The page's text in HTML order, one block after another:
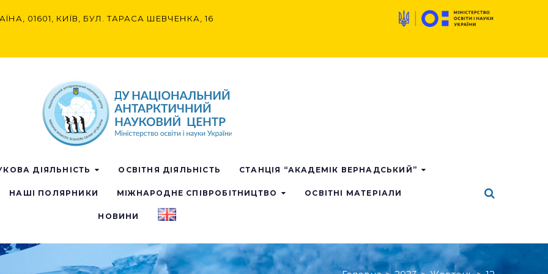
01601, КИЇВ, БУЛ. ТАРАСА ШЕВЧЕНКА, 16
ДІЯЛЬНІСТЬ ОСВІТНЯ ДІЯЛЬНІСТЬ СТАНЦІЯ “АКАДЕМІК ВЕРНАДСЬКИЙ”
НАШІ ПОЛЯРНИКИ МІЖНАРОДНЕ СПІВРОБІТНИЦТВО ОСВІТНІ МАТЕРІАЛИ
НОВИНИ